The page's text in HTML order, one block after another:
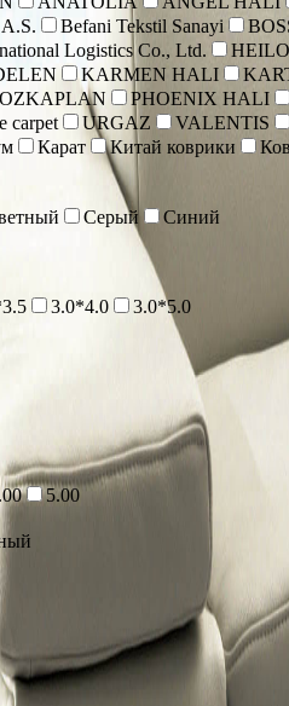
Befani Tekstil Sanayi
Logistics Co., Ltd.
KARMEN HALI
OZKAPLAN PHOENIX HALI
carpet URGAZ VALENTIS
Карат Китай коврики
Серый
Синий
3.0*4.0
3.0*5.0
5.00